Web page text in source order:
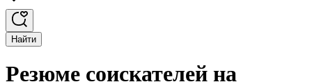
Найти
Резюме соискателей на